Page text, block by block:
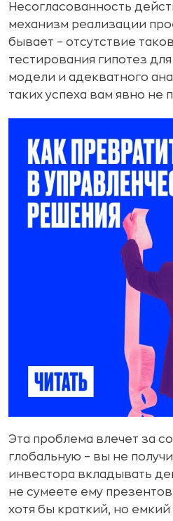
Несогласованность
механизм реализации
бывает – отсутствие
тестирования гипотез
модели и адекватного
таких успеха вам явно не
Эта проблема влечет за
глобальную – вы не
инвестора вкладывать
не сумеете ему
хотя бы краткий, но